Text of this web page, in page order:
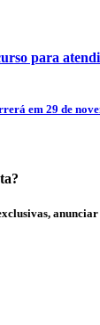
para
em 29 de